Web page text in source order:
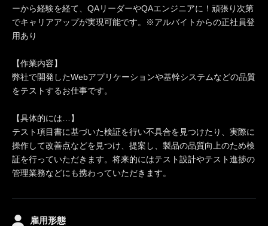
ーから経験を経て、QAリーダーやQAエンジニアに！頑張り次第
でキャリアアップが実現可能です。※アルバイトからの正社員登
用あり
【作業内容】
弊社で開発したWebアプリケーションや基幹システムなどの品質
をテストするお仕事です。
【具体的には…】
テスト項目書に基づいた検証を行い不具合を見つけたり、実際に
操作して改善点などを見つけ、提案し、製品の品質向上のため検
証を行っていただきます。将来的にはテスト設計やテスト進捗の
管理業務などにも携わっていただきます。
雇用形態